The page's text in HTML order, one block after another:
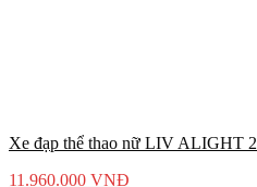
Xe đạp thể thao nữ LIV ALIGHT
11.960.000 VNĐ